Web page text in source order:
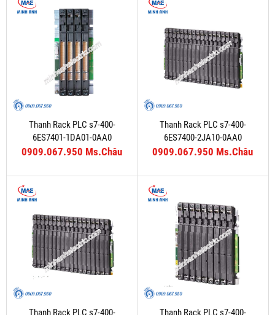
Thanh Rack PLC s7-400-
6ES7401-1DA01-0AA0
0909.067.950 Ms.Châu
Thanh Rack PLC s7-400-
6ES7400-2JA10-0AA0
0909.067.950 Ms.Châu